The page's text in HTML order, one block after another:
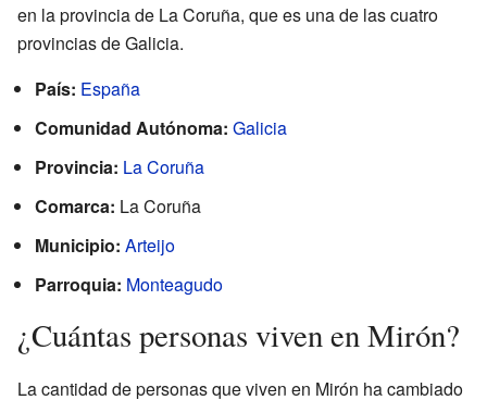
en la provincia de La Coruña, que es una de las cuatro
provincias de Galicia.
País: España
Comunidad Autónoma: Galicia
Provincia: La Coruña
Comarca: La Coruña
Municipio: Arteijo
Parroquia: Monteagudo
¿Cuántas personas viven en Mirón?
La cantidad de personas que viven en Mirón ha cambiado